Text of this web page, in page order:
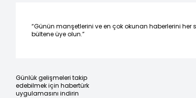
“Günün manşetlerini ve en çok okunan haberlerini
bültene üye olun.”
Günlük gelişmeleri takip
edebilmek için habertürk
uygulamasını indirin